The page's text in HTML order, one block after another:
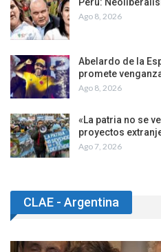
Ago 8, 2026
Abelardo de la
promete
Ago 8, 2026
«La patria no se
proyectos
Ago 7, 2026
CLAE - Argentina